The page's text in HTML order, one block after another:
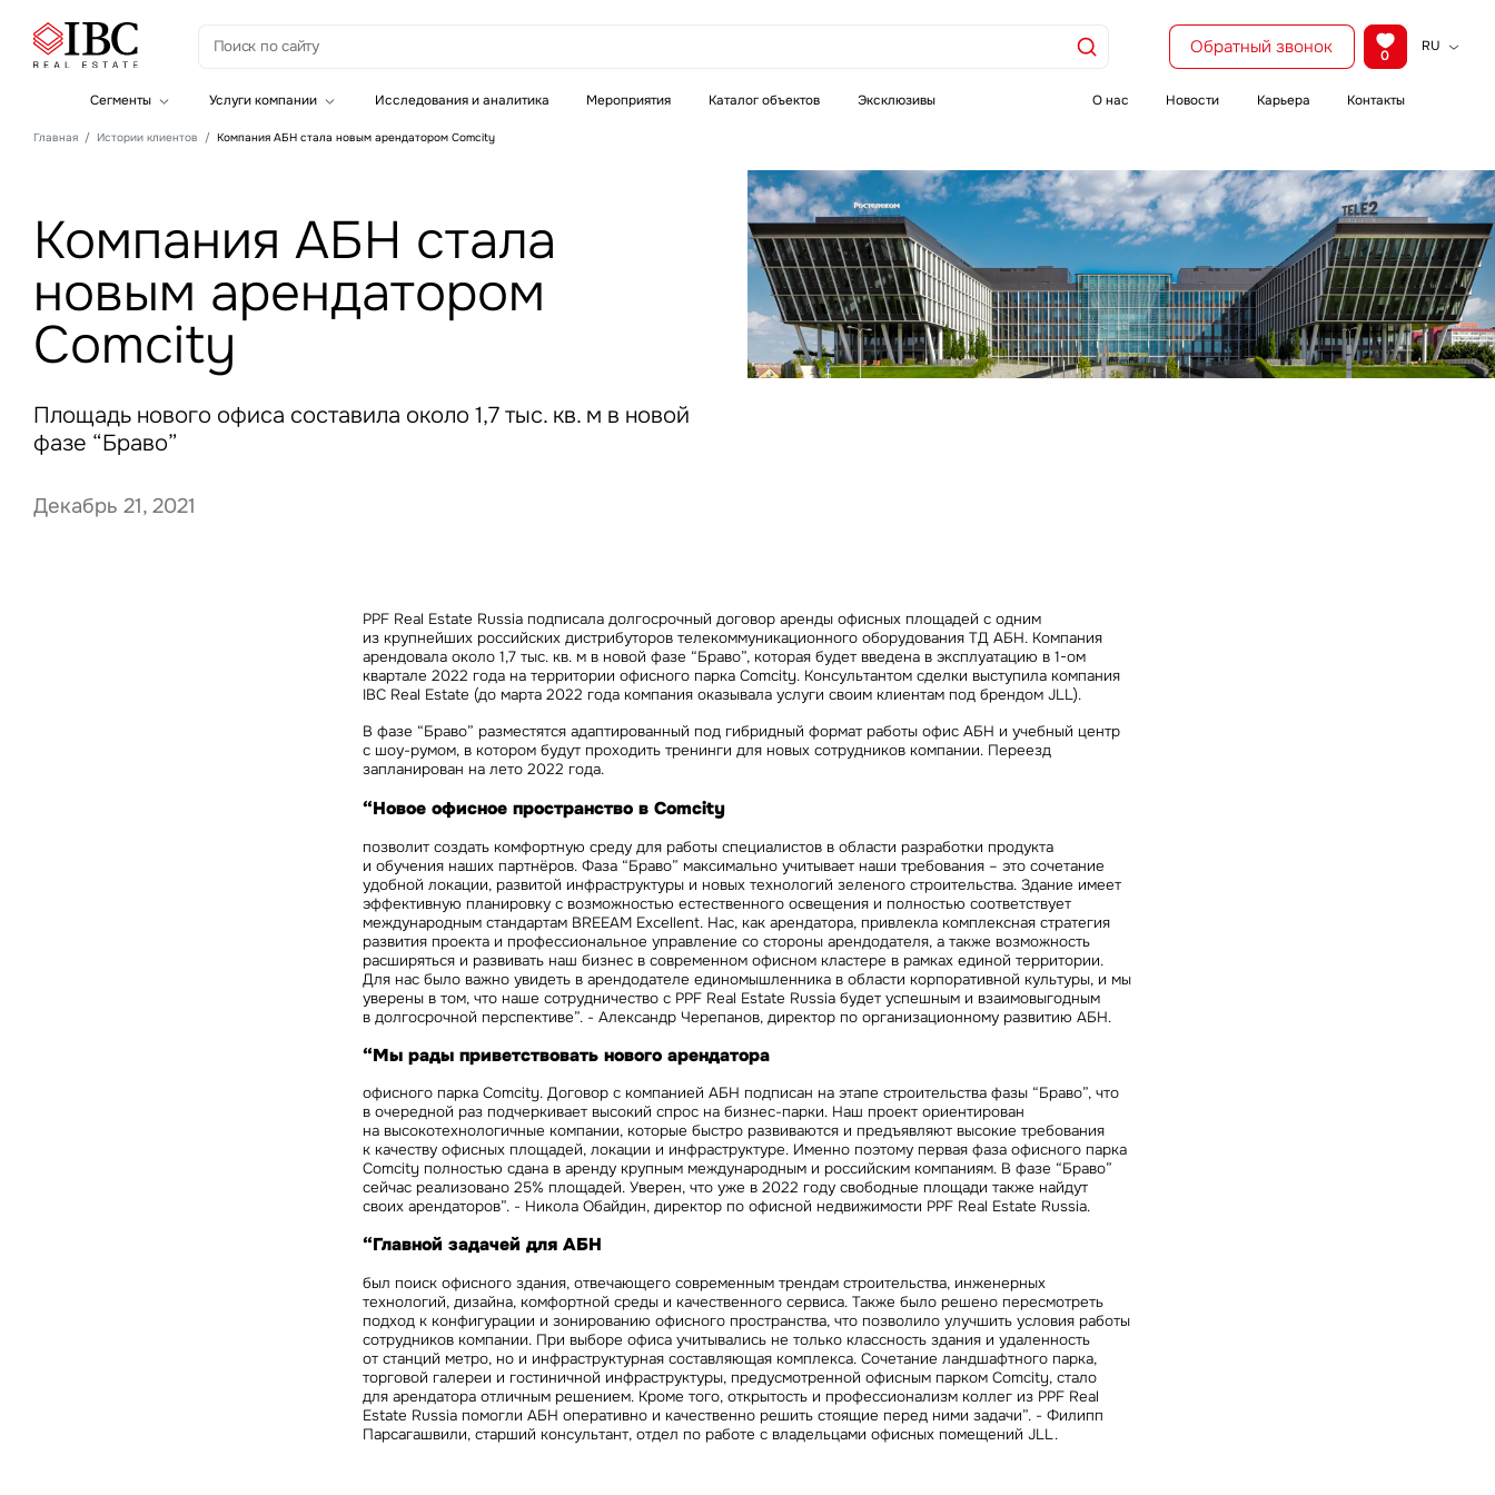
Обратный звонок 0
RU
Сегменты
Складская недвижимость
Услуги компании
Земельные активы и девелопмент
Торговая недвижимость
Стратегический консалтинг
Оценка
Управление проектами строительства
Исследования и аналитика Мероприятия Каталог объектов Эксклюзивы О нас Новости Карьера Контакты
Главная Истории клиентов Компания АБН стала новым арендатором Comcity
Компания АБН стала
новым арендатором
Comcity
Площадь нового офиса составила около 1,7 тыс. кв. м в новой
фазе “Браво”
Декабрь 21, 2021
PPF Real Estate Russia подписала долгосрочный договор аренды офисных площадей с одним
из крупнейших российских дистрибуторов телекоммуникационного оборудования ТД АБН. Компания
арендовала около 1,7 тыс. кв. м в новой фазе “Браво”, которая будет введена в эксплуатацию в 1-ом
квартале 2022 года на территории офисного парка Comcity. Консультантом сделки выступила компания
IBC Real Estate (до марта 2022 года компания оказывала услуги своим клиентам под брендом JLL).
В фазе “Браво” разместятся адаптированный под гибридный формат работы офис АБН и учебный центр
с шоу-румом, в котором будут проходить тренинги для новых сотрудников компании. Переезд
запланирован на лето 2022 года.
“Новое офисное пространство в Comcity
позволит создать комфортную среду для работы специалистов в области разработки продукта
и обучения наших партнёров. Фаза “Браво” максимально учитывает наши требования – это сочетание
удобной локации, развитой инфраструктуры и новых технологий зеленого строительства. Здание имеет
эффективную планировку с возможностью естественного освещения и полностью соответствует
международным стандартам BREEAM Excellent. Нас, как арендатора, привлекла комплексная стратегия
развития проекта и профессиональное управление со стороны арендодателя, а также возможность
расширяться и развивать наш бизнес в современном офисном кластере в рамках единой территории.
Для нас было важно увидеть в арендодателе единомышленника в области корпоративной культуры, и мы
уверены в том, что наше сотрудничество с PPF Real Estate Russia будет успешным и взаимовыгодным
в долгосрочной перспективе”. - Александр Черепанов, директор по организационному развитию АБН.
“Мы рады приветствовать нового арендатора
офисного парка Comcity. Договор с компанией АБН подписан на этапе строительства фазы “Браво”, что
в очередной раз подчеркивает высокий спрос на бизнес-парки. Наш проект ориентирован
на высокотехнологичные компании, которые быстро развиваются и предъявляют высокие требования
к качеству офисных площадей, локации и инфраструктуре. Именно поэтому первая фаза офисного парка
Comcity полностью сдана в аренду крупным международным и российским компаниям. В фазе “Браво”
сейчас реализовано 25% площадей. Уверен, что уже в 2022 году свободные площади также найдут
своих арендаторов”. - Никола Обайдин, директор по офисной недвижимости PPF Real Estate Russia.
“Главной задачей для АБН
был поиск офисного здания, отвечающего современным трендам строительства, инженерных
технологий, дизайна, комфортной среды и качественного сервиса. Также было решено пересмотреть
подход к конфигурации и зонированию офисного пространства, что позволило улучшить условия работы
сотрудников компании. При выборе офиса учитывались не только классность здания и удаленность
от станций метро, но и инфраструктурная составляющая комплекса. Сочетание ландшафтного парка,
торговой галереи и гостиничной инфраструктуры, предусмотренной офисным парком Сomcity, стало
для арендатора отличным решением. Кроме того, открытость и профессионализм коллег из PPF Real
Estate Russia помогли АБН оперативно и качественно решить стоящие перед ними задачи”. - Филипп
Парсагашвили, старший консультант, отдел по работе с владельцами офисных помещений JLL.
Заказать звонок
WhatsApp Telegram
Введен неверный формат
Это обязательное поле
Введен неверный формат
данных